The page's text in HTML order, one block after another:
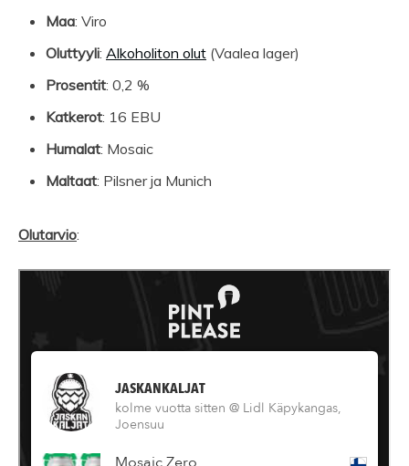
Maa: Viro
Oluttyyli: Alkoholiton olut (Vaalea lager)
Prosentit: 0,2 %
Katkerot: 16 EBU
Humalat: Mosaic
Maltaat: Pilsner ja Munich
Olutarvio: